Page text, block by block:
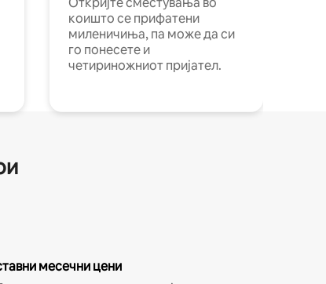
коишто се прифатени
миленичиња, па може да си
го понесете и
четириножниот пријател.
месечни цени